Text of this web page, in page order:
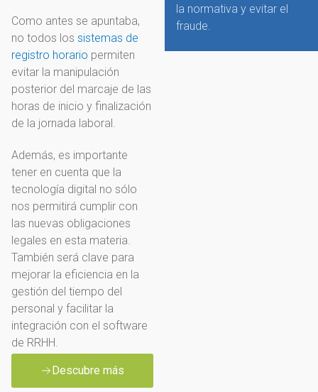
Como antes se apuntaba,
no todos los sistemas de
registro horario permiten
evitar la manipulación
posterior del marcaje de las
horas de inicio y finalización
de la jornada laboral.
Además, es importante
tener en cuenta que la
tecnología digital no sólo
nos permitirá cumplir con
las nuevas obligaciones
legales en esta materia.
También será clave para
mejorar la eficiencia en la
gestión del tiempo del
personal y facilitar la
integración con el software
de RRHH.
Descubre más
la normativa y evitar el
fraude.